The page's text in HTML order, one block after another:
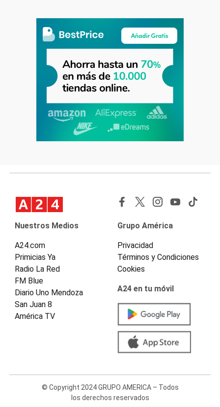
Nuestros Medios
A24.com
Primicias Ya
Radio La Red
FM Blue
Diario Uno Mendoza
San Juan 8
América TV
Grupo América
Privacidad
Términos y Condiciones
Cookies
A24 en tu móvil
© Copyright 2024 GRUPO AMERICA – Todos
los derechos reservados